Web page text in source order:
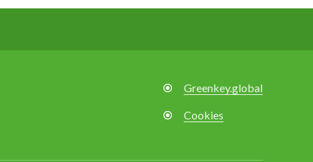
Greenkey.global
Cookies